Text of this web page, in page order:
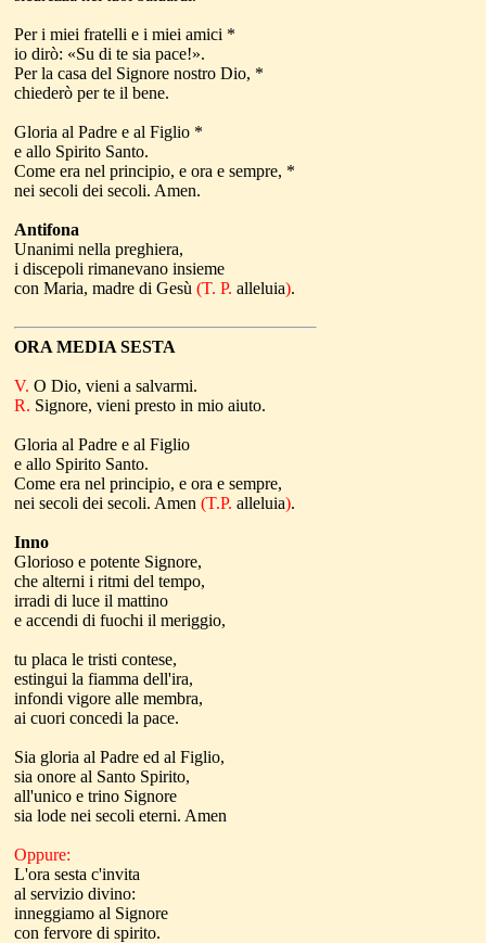
Per i miei fratelli e i miei amici *
io dirò: «Su di te sia pace!».
Per la casa del Signore nostro Dio, *
chiederò per te il bene.
Gloria al Padre e al Figlio *
e allo Spirito Santo.
Come era nel principio, e ora e sempre, *
nei secoli dei secoli. Amen.
Antifona
Unanimi nella preghiera,
i discepoli rimanevano insieme
con Maria, madre di Gesù (T. P. alleluia).
ORA MEDIA SESTA
V. O Dio, vieni a salvarmi.
R. Signore, vieni presto in mio aiuto.
Gloria al Padre e al Figlio
e allo Spirito Santo.
Come era nel principio, e ora e sempre,
nei secoli dei secoli. Amen (T.P. alleluia).
Inno
Glorioso e potente Signore,
che alterni i ritmi del tempo,
irradi di luce il mattino
e accendi di fuochi il meriggio,
tu placa le tristi contese,
estingui la fiamma dell'ira,
infondi vigore alle membra,
ai cuori concedi la pace.
Sia gloria al Padre ed al Figlio,
sia onore al Santo Spirito,
all'unico e trino Signore
sia lode nei secoli eterni. Amen
Oppure:
L'ora sesta c'invita
al servizio divino:
inneggiamo al Signore
con fervore di spirito.